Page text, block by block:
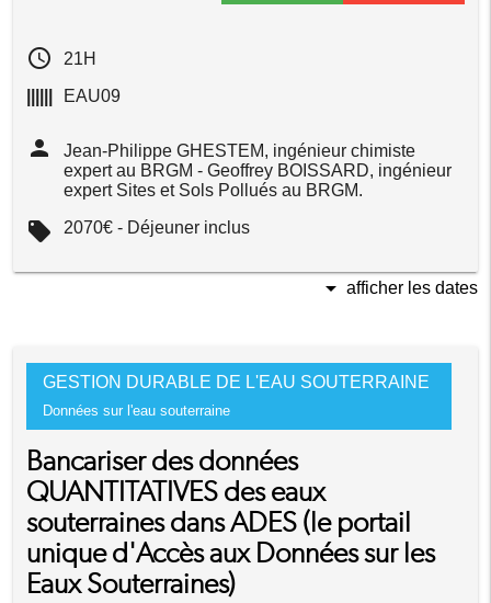
access_time
21H
EAU09
person
Jean-Philippe GHESTEM, ingénieur chimiste
expert au BRGM - Geoffrey BOISSARD, ingénieur
expert Sites et Sols Pollués au BRGM.
local_offer 2070€ - Déjeuner inclus
arrow_drop_down afficher les dates
GESTION DURABLE DE L'EAU SOUTERRAINE
Données sur l'eau souterraine
Bancariser des données
QUANTITATIVES des eaux
souterraines dans ADES (le portail
unique d'Accès aux Données sur les
Eaux Souterraines)